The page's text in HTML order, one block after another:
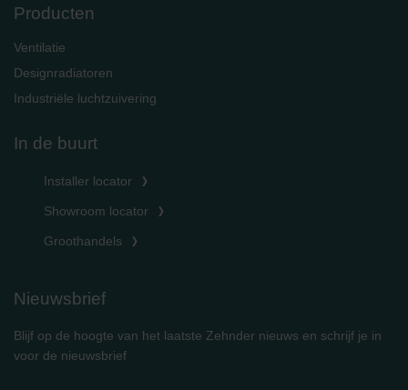
Producten
Ventilatie
Designradiatoren
Industriële luchtzuivering
In de buurt
Installer locator
Showroom locator
Groothandels
Nieuwsbrief
Blijf op de hoogte van het laatste Zehnder nieuws en schrijf je in
voor de nieuwsbrief